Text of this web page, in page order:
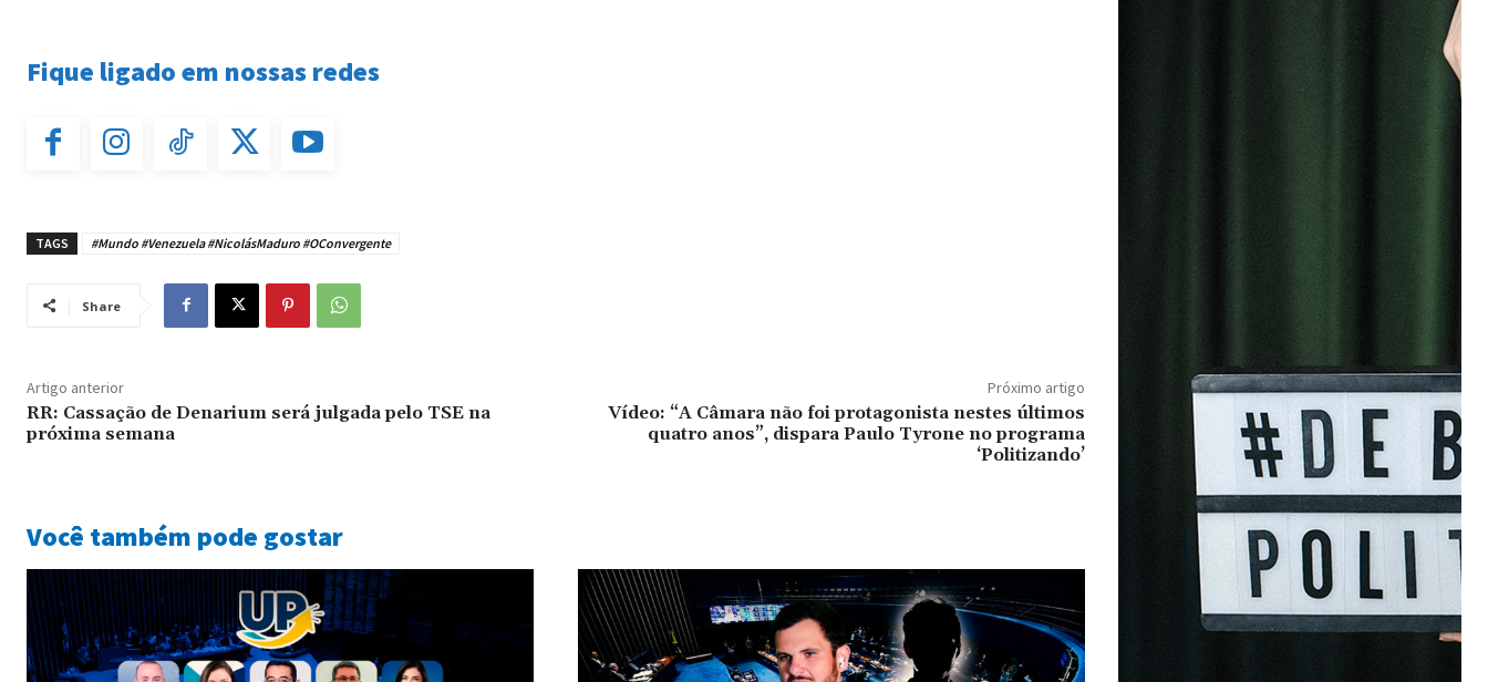
Fique ligado em nossas redes
TAGS #Mundo #Venezuela #NicolásMaduro #OConvergente
Share
Artigo anterior
RR: Cassação de Denarium será julgada pelo TSE na
próxima semana
Próximo artigo
Vídeo: “A Câmara não foi protagonista nestes últimos
quatro anos”, dispara Paulo Tyrone no programa
‘Politizando’
Você também pode gostar